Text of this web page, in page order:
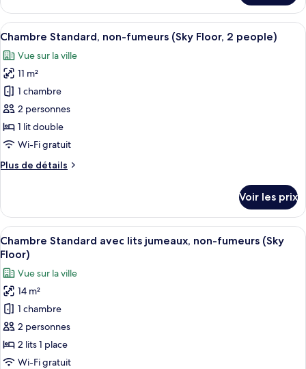
non-
fumeurs
(No
View,
2
people)
le
type
de
Chambre
Standard,
non-
fumeurs
(No
View,
2
people)
Afficher
toutes
les
photos
pour
ce
type
de
chambre :
Chambre
fumeurs
(Sky
Floor,
2
people)
Chambre Standard, non-fumeurs
14
Chambre Standard, non-fumeurs (Sky Floor, 2 people)
Vue sur la ville
11 m²
1 chambre
2 personnes
1 lit double
Wi-Fi gratuit
Plus de détails
Plus
le
type
de
chambre
Chambre
Standard,
non-
fumeurs
(Sky
Floor,
people)
Voir les prix
Afficher
toutes
les
photos
pour
ce
type
de
chambre :
14
Chambre Standard avec lits jumeaux, non-fumeurs (Sky
Floor)
Vue sur la ville
14 m²
1 chambre
2 personnes
2 lits 1 place
Wi-Fi gratuit